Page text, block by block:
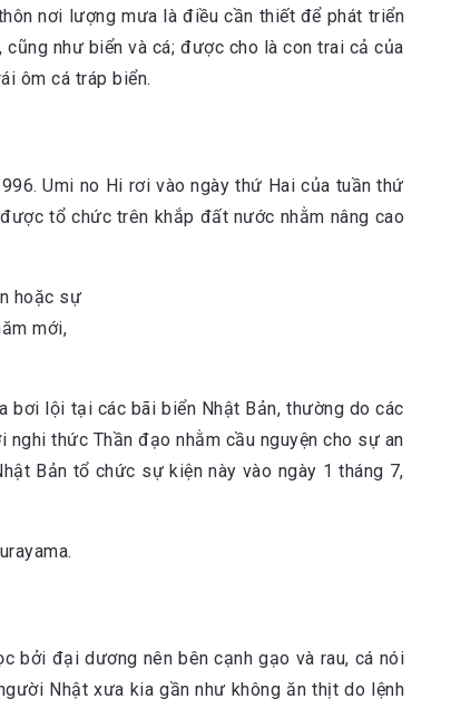
nơi lượng mưa là điều cần thiết để phát triển
như biển và cá; được cho là con trai cả của
ôm cá tráp biển.
Umi no Hi rơi vào ngày thứ Hai của tuần thứ
tổ chức trên khắp đất nước nhằm nâng cao
bơi lội tại các bãi biển Nhật Bản, thường do các
thức Thần đạo nhằm cầu nguyện cho sự an
Bản tổ chức sự kiện này vào ngày 1 tháng 7,
bởi đại dương nên bên cạnh gạo và rau, cá nói
Nhật xưa kia gần như không ăn thịt do lệnh